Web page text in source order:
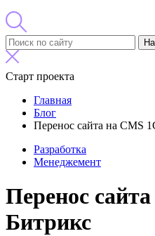
Старт проекта
Главная
Блог
Перенос сайта на CMS
Разработка
Менеджемент
Перенос
Битрикс